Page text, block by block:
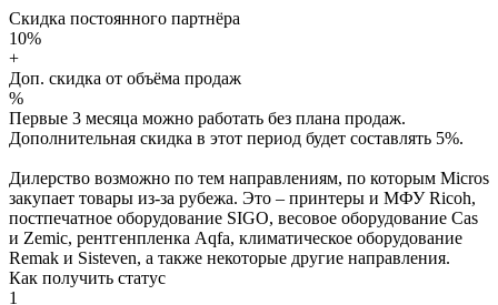
Скидка постоянного партнёра
10%
+
Доп. скидка от объёма продаж
%
Первые 3 месяца можно работать без плана продаж.
Дополнительная скидка в этот период будет составлять 5%.
Дилерство возможно по тем направлениям, по которым Micros
закупает товары из-за рубежа. Это – принтеры и МФУ Ricoh,
постпечатное оборудование SIGO, весовое оборудование Cas
и Zemic, рентгенпленка Aqfa, климатическое оборудование
Remak и Sisteven, а также некоторые другие направления.
Как получить статус
1